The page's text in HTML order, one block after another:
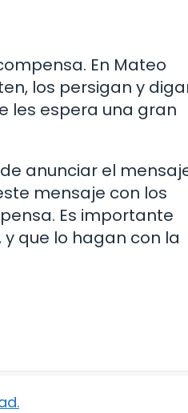
En Mateo
los persigan y
les espera una gran
anunciar el
mensaje con los
Es importante
que lo hagan con la
.